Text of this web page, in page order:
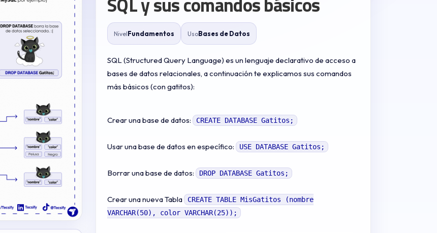
NivelFundamentos UsoBases de Datos
SQL (Structured Query Language) es un lenguaje declarativo de acceso a
bases de datos relacionales, a continuación te explicamos sus comandos
más básicos (con gatitos):
Crear una base de datos: CREATE DATABASE Gatitos;
Usar una base de datos en específico: USE DATABASE Gatitos;
Borrar una base de datos: DROP DATABASE Gatitos;
Crear una nueva Tabla CREATE TABLE MisGatitos (nombre
VARCHAR(50), color VARCHAR(25));